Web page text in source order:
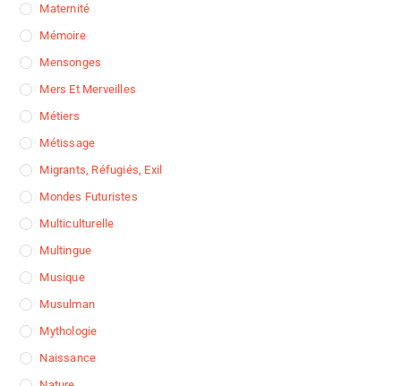
Maternité
Mémoire
Mensonges
Mers Et Merveilles
Métiers
Métissage
Migrants, Réfugiés, Exil
Mondes Futuristes
Multiculturelle
Multingue
Musique
Musulman
Mythologie
Naissance